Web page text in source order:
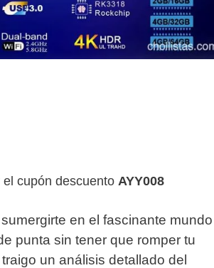
cupón descuento AYY008
en el fascinante mundo
punta sin tener que romper tu
un análisis detallado del